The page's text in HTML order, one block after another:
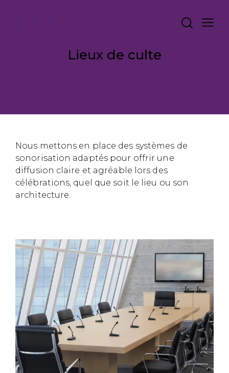
Lieux de culte
Nous mettons en place des systèmes de
sonorisation adaptés pour offrir une
diffusion claire et agréable lors des
célébrations, quel que soit le lieu ou son
architecture.